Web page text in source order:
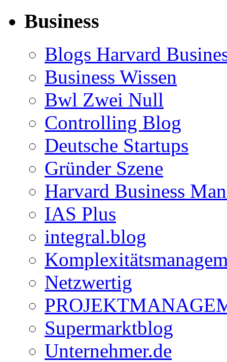
Business
Blogs Harvard
Business Wissen
Bwl Zwei Null
Controlling Blog
Deutsche Startups
Gründer Szene
Harvard Business
IAS Plus
integral.blog
Netzwertig
Supermarktblog
Unternehmer.de